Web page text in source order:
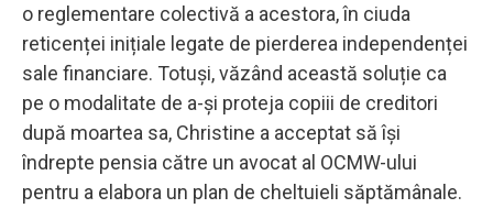
o reglementare colectivă a acestora, în ciuda
reticenței inițiale legate de pierderea independenței
sale financiare. Totuși, văzând această soluție ca
pe o modalitate de a-și proteja copiii de creditori
după moartea sa, Christine a acceptat să își
îndrepte pensia către un avocat al OCMW-ului
pentru a elabora un plan de cheltuieli săptămânale.